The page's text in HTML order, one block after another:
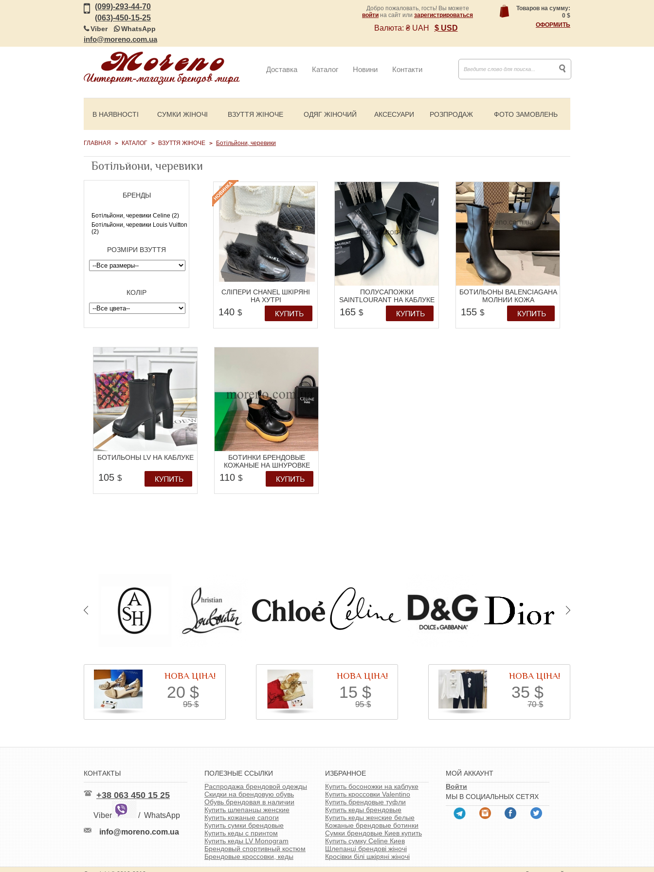
(099)-293-44-70
(063)-450-15-25
Viber WhatsApp
info@moreno.com.ua
Добро пожаловать, гость! Вы можете
войти на сайт или зарегистрироваться
Валюта: ₴ UAH $ USD
Товаров на сумму:
0 $
ОФОРМИТЬ
Доставка Каталог Новини Контакти
В НАЯВНОСТІ СУМКИ ЖІНОЧІ ВЗУТТЯ ЖІНОЧЕ ОДЯГ ЖІНОЧИЙ АКСЕСУАРИ РОЗПРОДАЖ ФОТО ЗАМОВЛЕНЬ
ГЛАВНАЯ КАТАЛОГ ВЗУТТЯ ЖІНОЧЕ Ботільйони, черевики
Ботільйони, черевики
БРЕНДЫ
Ботільйони, черевики Celine (2)
Ботільйони, черевики Louis Vuitton
(2)
РОЗМІРИ ВЗУТТЯ
КОЛІР
СЛІПЕРИ CHANEL ШКІРЯНІ
НА ХУТРІ
140 $
ПОЛУСАПОЖКИ
SAINTLOURANT НА КАБЛУКЕ
165 $
БОТИЛЬОНЫ BALENCIAGAНА
МОЛНИИ КОЖА
155 $
БОТИЛЬОНЫ LV НА КАБЛУКЕ
105 $
БОТИНКИ БРЕНДОВЫЕ
КОЖАНЫЕ НА ШНУРОВКЕ
110 $
НОВА ЦІНА!
20 $
95$
НОВА ЦІНА!
15 $
95$
НОВА ЦІНА!
35 $
70$
КОНТАКТЫ
+38 063 450 15 25
Viber /WhatsApp
info@moreno.com.ua
ПОЛЕЗНЫЕ ССЫЛКИ
Распродажа брендовой одежды
Скидки на брендовую обувь
Обувь брендовая в наличии
Купить шлепанцы женские
Купить кожаные сапоги
Купить сумки брендовые
Купить кеды с принтом
Купить кеды LV Monogram
Брендовый спортивный костюм
Брендовые кроссовки, кеды
ИЗБРАННОЕ
Купить босоножки на каблуке
Купить кроссовки Valentino
Купить брендовые туфли
Купить кеды брендовые
Купить кеды женские белые
Кожаные брендовые ботинки
Сумки брендовые Киев купить
Купить сумку Celine Киев
Шлепанці брендові жіночі
Кросівки білі шкіряні жіночі
МОЙ АККАУНТ
Войти
МЫ В СОЦИАЛЬНЫХ СЕТЯХ